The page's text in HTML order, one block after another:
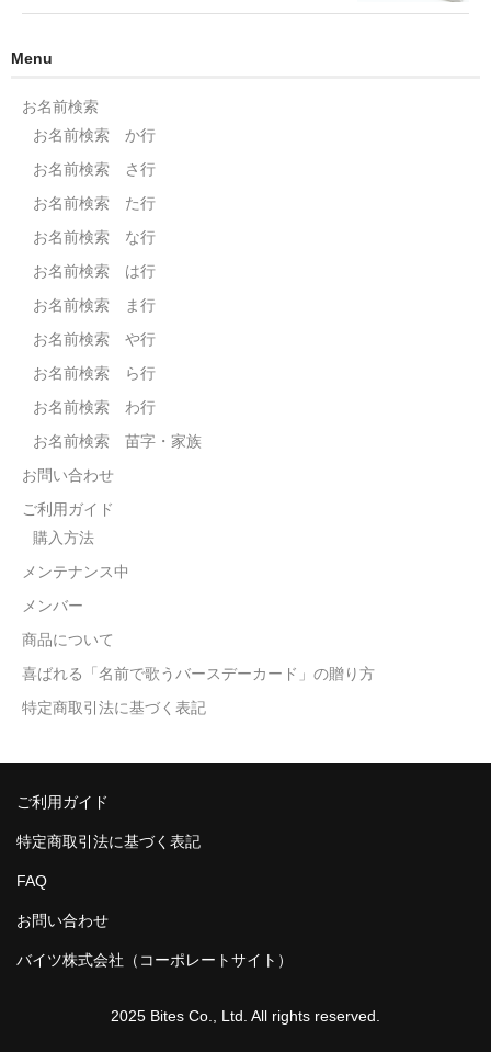
Menu
お名前検索
お名前検索 か行
お名前検索 さ行
お名前検索 た行
お名前検索 な行
お名前検索 は行
お名前検索 ま行
お名前検索 や行
お名前検索 ら行
お名前検索 わ行
お名前検索 苗字・家族
お問い合わせ
ご利用ガイド
購入方法
メンテナンス中
メンバー
商品について
喜ばれる「名前で歌うバースデーカード」の贈り方
特定商取引法に基づく表記
ご利用ガイド
特定商取引法に基づく表記
FAQ
お問い合わせ
バイツ株式会社（コーポレートサイト）
2025 Bites Co., Ltd. All rights reserved.